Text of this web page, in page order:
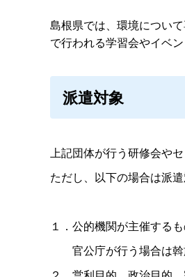
島根県では、環境につい
で行われる学習会やイベ
派遣対象
上記団体が行う研修会や
ただし、以下の場合は派遣
１．公的機関が主催する
官公庁が行う場合は